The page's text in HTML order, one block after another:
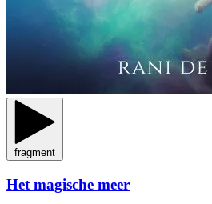
fragment
Het magische meer